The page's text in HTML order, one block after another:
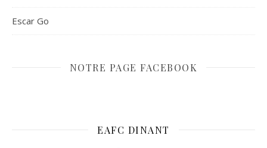
Escar Go
NOTRE PAGE FACEBOOK
EAFC DINANT